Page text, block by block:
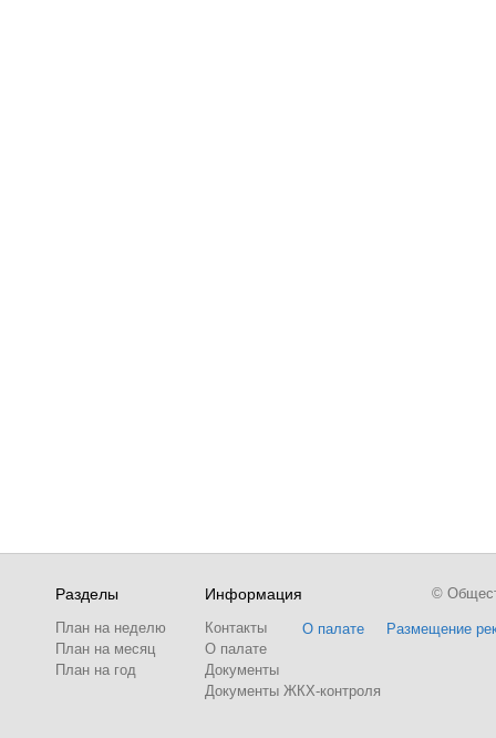
Разделы
План на неделю
План на месяц
План на год
Информация
Контакты
О палате
Документы
Документы ЖКХ-контроля
О палате Размещение
©